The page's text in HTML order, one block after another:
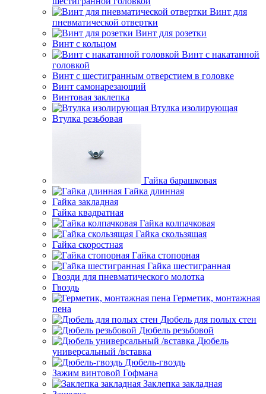
Винт для
пневматической отвертки
Винт для розетки
Винт с кольцом
Винт с накатанной
головкой
Винт с шестигранным отверстием в головке
Винт самонарезающий
Винтовая заклепка
Втулка изолирующая
Втулка резьбовая
Гайка барашковая
Гайка длинная
Гайка закладная
Гайка квадратная
Гайка колпачковая
Гайка скользящая
Гайка скоростная
Гайка стопорная
Гайка шестигранная
Гвозди для пневматического молотка
Гвоздь
Герметик, монтажная
пена
Дюбель для полых стен
Дюбель резьбовой
Дюбель
универсальный /вставка
Дюбель-гвоздь
Зажим винтовой Гофмана
Заклепка закладная